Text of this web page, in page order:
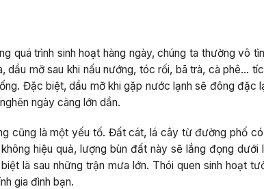
quá trình sinh hoạt hàng ngày, chúng ta thường vô
dầu mỡ sau khi nấu nướng, tóc rối, bã trà, cà phê…
Đặc biệt, dầu mỡ khi gặp nước lạnh sẽ đông đặc
ngày càng lớn dần.
cũng là một yếu tố. Đất cát, lá cây từ đường phố
hiệu quả, lượng bùn đất này sẽ lắng đọng dưới
là sau những trận mưa lớn. Thói quen sinh hoạt
gia đình bạn.